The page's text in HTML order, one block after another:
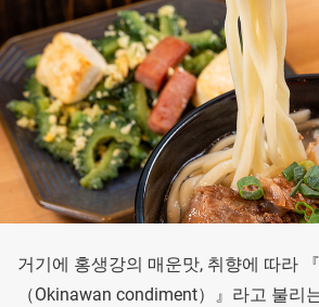
거기에 홍생강의 매운맛, 취향에 따라
（Okinawan condiment）』라고 불리